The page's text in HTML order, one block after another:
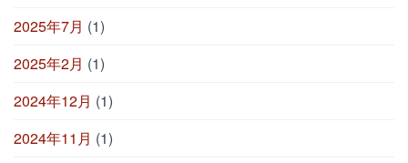
2025年7月 (1)
2025年2月 (1)
2024年12月 (1)
2024年11月 (1)